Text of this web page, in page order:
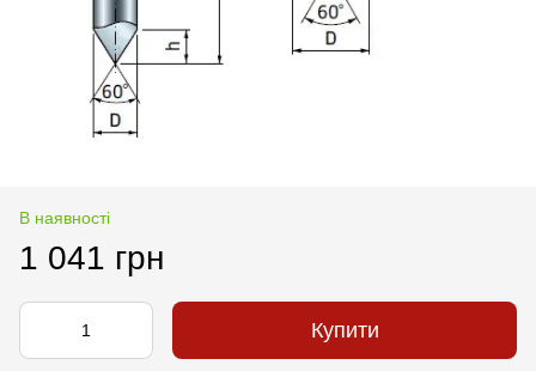
В наявності
1 041 грн
Купити